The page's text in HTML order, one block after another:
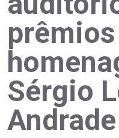
Sérgio
Andrade